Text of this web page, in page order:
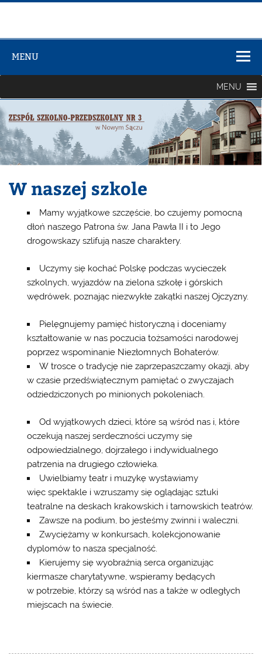
Szkolno-
Przedszkolny
nr 3
MENU
MENU
W naszej szkole
Mamy wyjątkowe szczęście, bo czujemy pomocną
dłoń naszego Patrona św. Jana Pawła II i to Jego
drogowskazy szlifują nasze charaktery.
Uczymy się kochać Polskę podczas wycieczek
szkolnych, wyjazdów na zielona szkołę i górskich
wędrówek, poznając niezwykłe zakątki naszej Ojczyzny.
Pielęgnujemy pamięć historyczną i doceniamy
kształtowanie w nas poczucia tożsamości narodowej
poprzez wspominanie Niezłomnych Bohaterów.
W trosce o tradycję nie zaprzepaszczamy okazji, aby
w czasie przedświątecznym pamiętać o zwyczajach
odziedziczonych po minionych pokoleniach.
Od wyjątkowych dzieci, które są wśród nas i, które
oczekują naszej serdeczności uczymy się
odpowiedzialnego, dojrzałego i indywidualnego
patrzenia na drugiego człowieka.
Uwielbiamy teatr i muzykę wystawiamy
więc spektakle i wzruszamy się oglądając sztuki
teatralne na deskach krakowskich i tarnowskich teatrów.
Zawsze na podium, bo jesteśmy zwinni i waleczni.
Zwyciężamy w konkursach, kolekcjonowanie
dyplomów to nasza specjalność.
Kierujemy się wyobraźnią serca organizując
kiermasze charytatywne, wspieramy będących
w potrzebie, którzy są wśród nas a także w odległych
miejscach na świecie.